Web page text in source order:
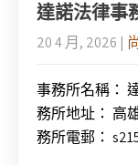
達諾法律事
20 4 月, 2026 |
事務所名稱：
務所地址： 高
務所電郵：